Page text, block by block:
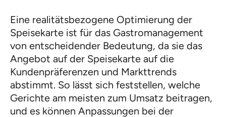
Eine realitätsbezogene Optimierung der
Speisekarte ist für das Gastromanagement
von entscheidender Bedeutung, da sie das
Angebot auf der Speisekarte auf die
Kundenpräferenzen und Markttrends
abstimmt. So lässt sich feststellen, welche
Gerichte am meisten zum Umsatz beitragen,
und es können Anpassungen bei der